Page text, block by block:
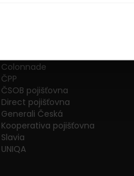
Colonnade
ČPP
ČSOB pojišťovna
Direct pojišťovna
Generali Česká
Kooperativa pojišťovna
Slavia
UNIQA